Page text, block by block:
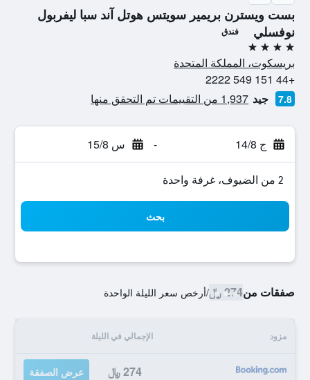
بست ويسترن بريمير سويتس هوتل آند سبا ليفربول
نوفسلي
فندق
4 نجوم
بريسكوت، المملكة المتحدة
+44 151 549 2222
7.8 جيد 1,937 من التقييمات تم التحقق منها
ج 14/8 - س 15/8
2 من الضيوف، غرفة واحدة
بحث
صفقات من274 ﷼ /أرخص سعر الليلة الواحدة
مزود الإجمالي في الليلة
274 ﷼ عرض الصفقة